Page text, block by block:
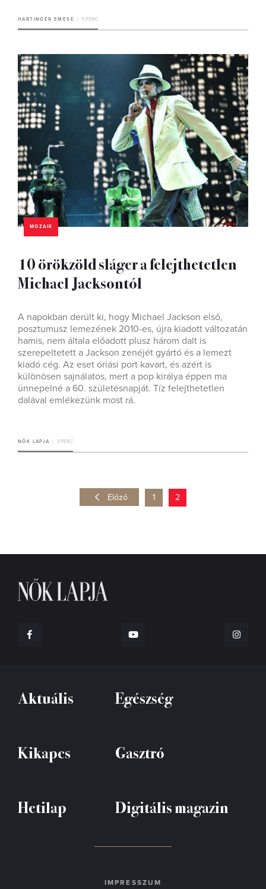
HARTINGER EMESE 5 PERC
MOZAIK
10 örökzöld sláger a felejthetetlen
Michael Jacksontól
A napokban derült ki, hogy Michael Jackson első,
posztumusz lemezének 2010-es, újra kiadott változatán
hamis, nem általa előadott plusz három dalt is
szerepeltetett a Jackson zenéjét gyártó és a lemezt
kiadó cég. Az eset óriási port kavart, és azért is
különösen sajnálatos, mert a pop királya éppen ma
ünnepelné a 60. születésnapját. Tíz felejthetetlen
dalával emlékezünk most rá.
NŐK LAPJA 3 PERC
Előző 1 2
Aktuális Egészség
Kikapcs Gasztró
Hetilap Digitális magazin
IMPRESSZUM